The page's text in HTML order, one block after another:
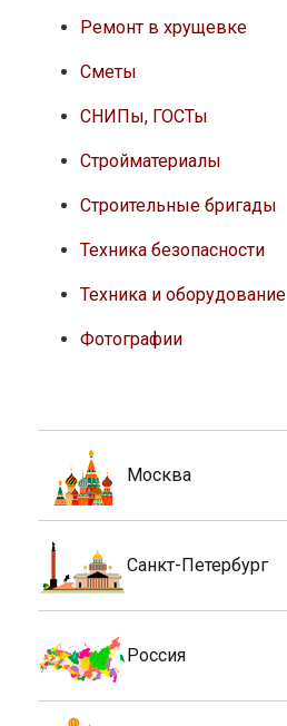
Ремонт в хрущевке
Сметы
СНИПы, ГОСТы
Стройматериалы
Строительные бригады
Техника безопасности
Техника и оборудование
Фотографии
Москва
Санкт-Петербург
Россия